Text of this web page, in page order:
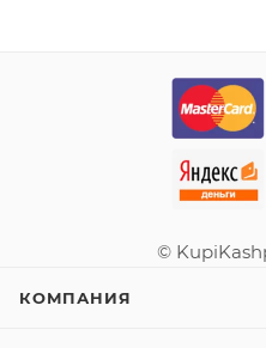
©
КОМПАНИЯ